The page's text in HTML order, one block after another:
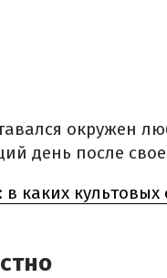
окружен
день после
каких культовых